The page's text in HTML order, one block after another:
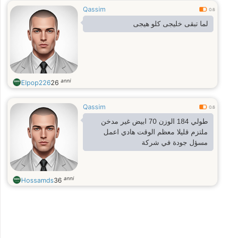
Qassim 0.6
لما تبقى خليجى كلو هيجى
Elpop22626 anni
Qassim 0.6
طولي 184 الوزن 70 ابيض غير مدخن
ملتزم قليلا معظم الوقت هادي اعمل
مسؤل جودة في شركة
Hossamds36 anni